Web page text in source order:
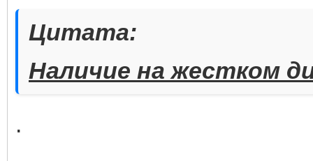
Цитата:
Наличие на жестком
.